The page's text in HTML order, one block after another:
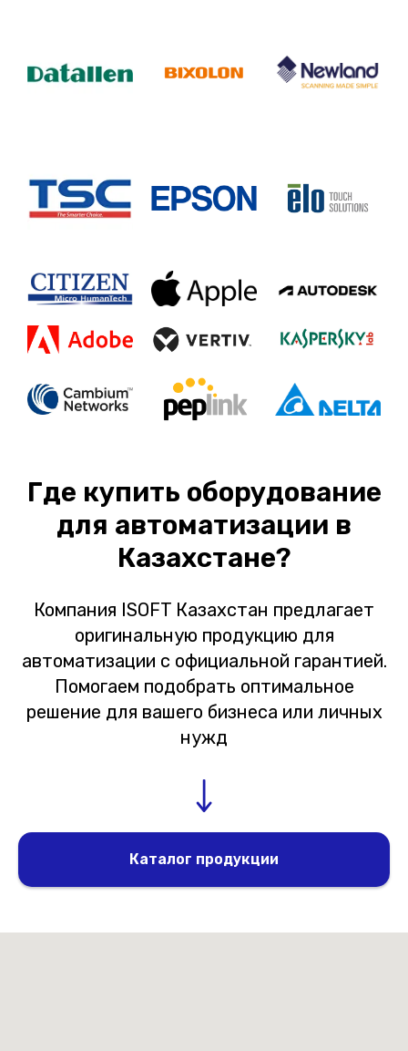
Где купить оборудование
для автоматизации в
Казахстане?
Компания ISOFT Казахстан предлагает
оригинальную продукцию для
автоматизации с официальной гарантией.
Помогаем подобрать оптимальное
решение для вашего бизнеса или личных
нужд
Каталог продукции